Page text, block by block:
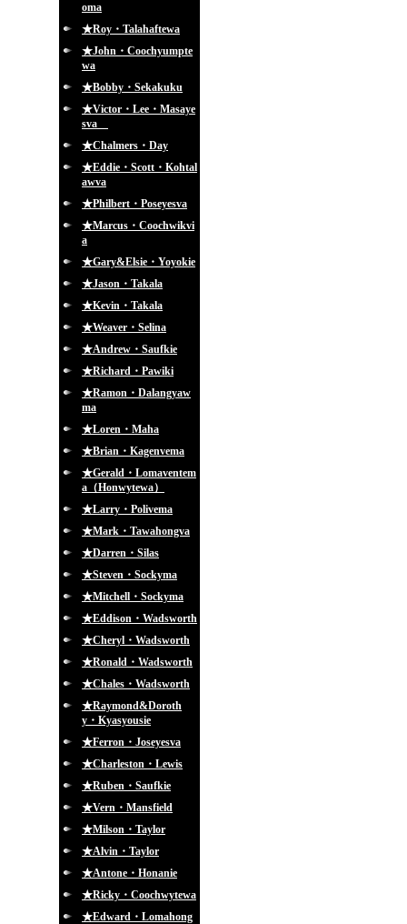
oma
★Roy・Talahaftewa
★John・Coochyumpte
wa
★Bobby・Sekakuku
★Victor・Lee・Masaye
sva
★Chalmers・Day
★Eddie・Scott・Kohtal
awva
★Philbert・Poseyesva
★Marcus・Coochwikvi
a
★Gary&Elsie・Yoyokie
★Jason・Takala
★Kevin・Takala
★Weaver・Selina
★Andrew・Saufkie
★Richard・Pawiki
★Ramon・Dalangyaw
ma
★Loren・Maha
★Brian・Kagenvema
★Gerald・Lomaventem
a（Honwytewa）
★Larry・Polivema
★Mark・Tawahongva
★Darren・Silas
★Steven・Sockyma
★Mitchell・Sockyma
★Eddison・Wadsworth
★Cheryl・Wadsworth
★Ronald・Wadsworth
★Chales・Wadsworth
★Raymond&Doroth
y・Kyasyousie
★Ferron・Joseyesva
★Charleston・Lewis
★Ruben・Saufkie
★Vern・Mansfield
★Milson・Taylor
★Alvin・Taylor
★Antone・Honanie
★Ricky・Coochwytewa
★Edward・Lomahong